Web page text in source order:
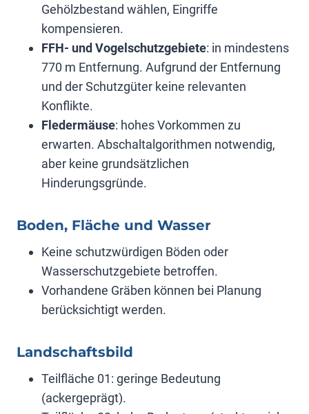
Gehölzbestand wählen, Eingriffe
kompensieren.
FFH- und Vogelschutzgebiete: in mindestens
770 m Entfernung. Aufgrund der Entfernung
und der Schutzgüter keine relevanten
Konflikte.
Fledermäuse: hohes Vorkommen zu
erwarten. Abschaltalgorithmen notwendig,
aber keine grundsätzlichen
Hinderungsgründe.
Boden, Fläche und Wasser
Keine schutzwürdigen Böden oder
Wasserschutzgebiete betroffen.
Vorhandene Gräben können bei Planung
berücksichtigt werden.
Landschaftsbild
Teilfläche 01: geringe Bedeutung
(ackergeprägt).